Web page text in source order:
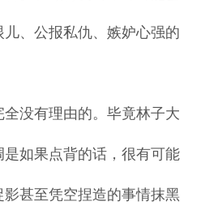
、公报私仇、嫉妒心强的
没有理由的。毕竟林子大
如果点背的话，很有可能
甚至凭空捏造的事情抹黑